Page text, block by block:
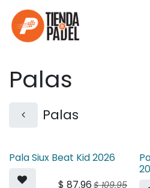
Ir al contenido
Palas
Palas
Pala Siux Beat Kid 2026
$ 87.96 $109.95